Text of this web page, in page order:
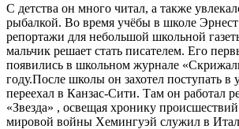
С детства он много читал, а также
рыбалкой. Во время учёбы в школе
репортажи для небольшой школьной
мальчик решает стать писателем. Его
появились в школьном журнале
году.После школы он захотел поступать в
переехал в Канзас-Сити. Там он работал
«Звезда» , освещая хронику
мировой войны Хемингуэй служил в